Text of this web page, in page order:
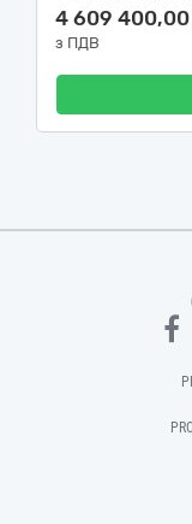
4 609
з ПДВ